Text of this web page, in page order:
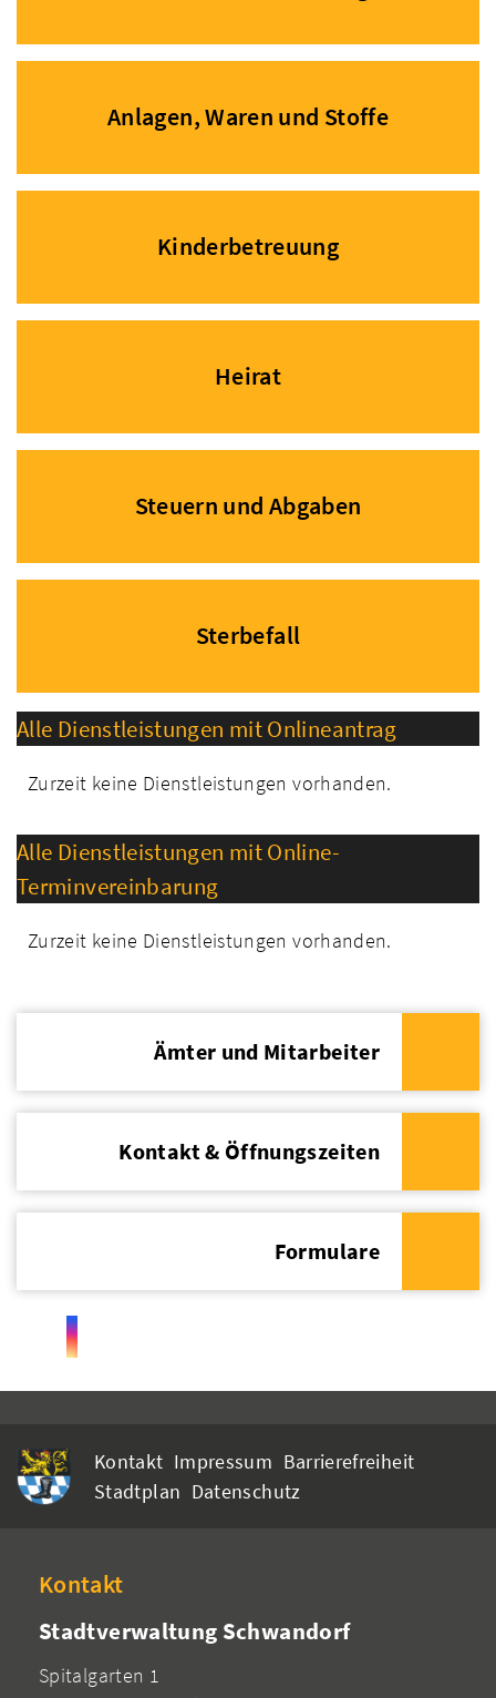
Anlagen, Waren und Stoffe
Kinderbetreuung
Heirat
Steuern und Abgaben
Sterbefall
Alle Dienstleistungen mit Onlineantrag
Zurzeit keine Dienstleistungen vorhanden.
Alle Dienstleistungen mit Online-
Terminvereinbarung
Zurzeit keine Dienstleistungen vorhanden.
Ämter und Mitarbeiter
Kontakt & Öffnungszeiten
Formulare
Kontakt Impressum Barrierefreiheit
Stadtplan Datenschutz
Kontakt
Stadtverwaltung Schwandorf
Spitalgarten 1